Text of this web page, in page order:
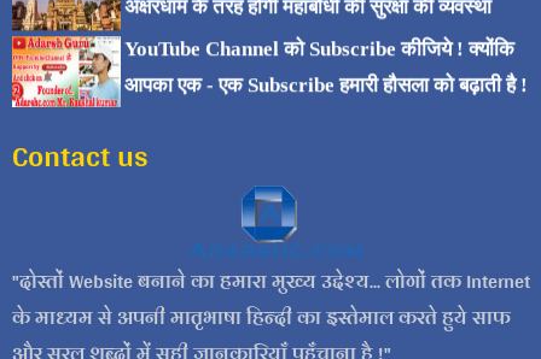
अक्षरधाम के तरह होगी महाबोधी की सुरक्षा की व्यवस्था
YouTube Channel को Subscribe कीजिये ! क्योंकि
आपका एक - एक Subscribe हमारी हौसला को बढ़ाती है !
Contact us
दोस्तों Website बनाने का हमारा मुख्य उद्देश्य... लोगों तक Internet
के माध्यम से अपनी मातृभाषा हिन्दी का इस्तेमाल करते हुये साफ